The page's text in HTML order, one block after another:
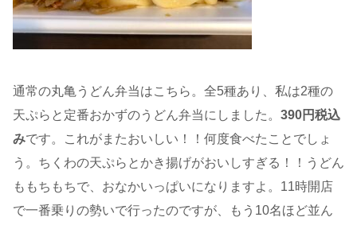
通常の丸亀うどん弁当はこちら。全5種あり、私は2種の
天ぷらと定番おかずのうどん弁当にしました。 390円税込
みです。これがまたおいしい！！何度食べたことでしょ
う。ちくわの天ぷらとかき揚げがおいしすぎる！！うどん
ももちもちで、おなかいっぱいになりますよ。11時開店
で一番乗りの勢いで行ったのですが、もう10名ほど並ん